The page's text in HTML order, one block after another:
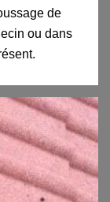
de
ou dans